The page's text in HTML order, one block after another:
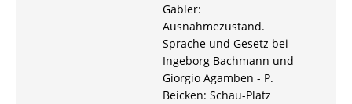
Gabler:
Ausnahmezustand.
Sprache und Gesetz bei
Ingeborg Bachmann und
Giorgio Agamben - P.
Beicken: Schau-Platz